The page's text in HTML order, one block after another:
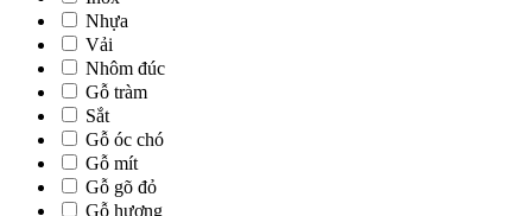
Nhựa
Vải
Nhôm đúc
Gỗ tràm
Sắt
Gỗ óc chó
Gỗ mít
Gỗ gõ đỏ
Gỗ hương